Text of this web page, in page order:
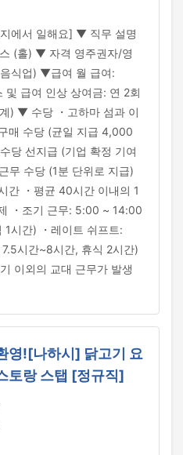
에서 일해요] ▼ 직무 설명
(홀) ▼ 자격 영주권자/영
식업) ▼급여 월 급여:
급여 인상 상여금: 연 2회
) ▼ 수당 ・고하마 섬과 이
매 수당 (균일 지급 4,000
당 선지급 (기업 확정 기여
무 수당 (1분 단위로 지급)
간 ・평균 40시간 이내의 1
・조기 근무: 5:00 ~ 14:00
시간) ・레이트 쉬프트:
시간~8시간, 휴식 2시간)
이외의 교대 근무가 발생
영![나하시] 닭고기 요
토랑 스탭 [정규직]